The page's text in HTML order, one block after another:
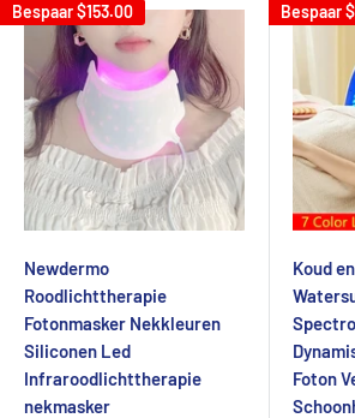
Bespaar$153.00
Newdermo
Roodlichttherapie
Fotonmasker Nekkleuren
Siliconen Led
Infraroodlichttherapie
nekmasker
Bespaar
Koud
Foton